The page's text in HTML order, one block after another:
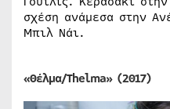
σχέση ανάμεσα στην
Μπιλ Νάι.
«Θέλμα/Thelma» (2017)